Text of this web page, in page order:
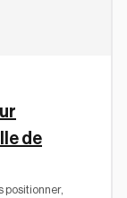
de
positionner,